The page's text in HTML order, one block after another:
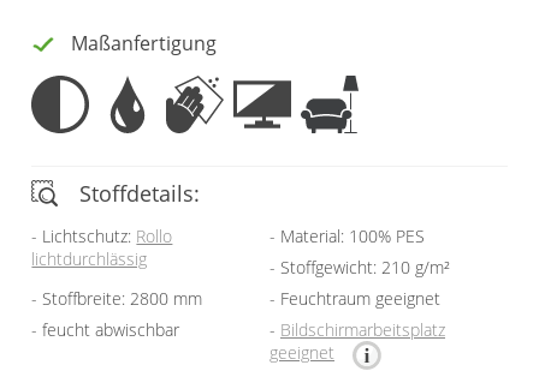
Maßanfertigung
Stoffdetails:
Lichtschutz: Rollo
lichtdurchlässig
Material: 100% PES
Stoffgewicht: 210 g/m²
Stoffbreite: 2800 mm
Feuchtraum geeignet
feucht abwischbar
Bildschirmarbeitsplatz
geeignet